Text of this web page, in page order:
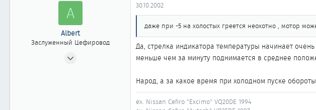
A
Albert
Заслуженный Цефировод
30.10.2002
даже при -5 на холостых греется неохотно , мотор
Да, стрелка индикатора температуры начинает
меньше чем за минуту поднимается в среднее
Народ, а за какое время при холодном пуске
ex. Nissan Cefiro "Excimo" VQ20DE 1994